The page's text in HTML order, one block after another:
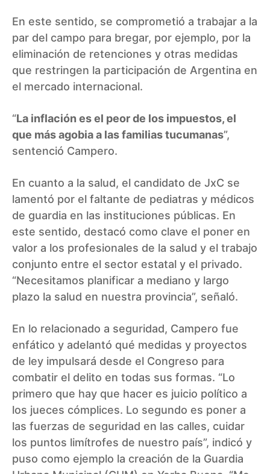
En este sentido, se comprometió a trabajar a la
par del campo para bregar, por ejemplo, por la
eliminación de retenciones y otras medidas
que restringen la participación de Argentina en
el mercado internacional.
“La inflación es el peor de los impuestos, el
que más agobia a las familias tucumanas”,
sentenció Campero.
En cuanto a la salud, el candidato de JxC se
lamentó por el faltante de pediatras y médicos
de guardia en las instituciones públicas. En
este sentido, destacó como clave el poner en
valor a los profesionales de la salud y el trabajo
conjunto entre el sector estatal y el privado.
“Necesitamos planificar a mediano y largo
plazo la salud en nuestra provincia”, señaló.
En lo relacionado a seguridad, Campero fue
enfático y adelantó qué medidas y proyectos
de ley impulsará desde el Congreso para
combatir el delito en todas sus formas. “Lo
primero que hay que hacer es juicio político a
los jueces cómplices. Lo segundo es poner a
las fuerzas de seguridad en las calles, cuidar
los puntos limítrofes de nuestro país”, indicó y
puso como ejemplo la creación de la Guardia